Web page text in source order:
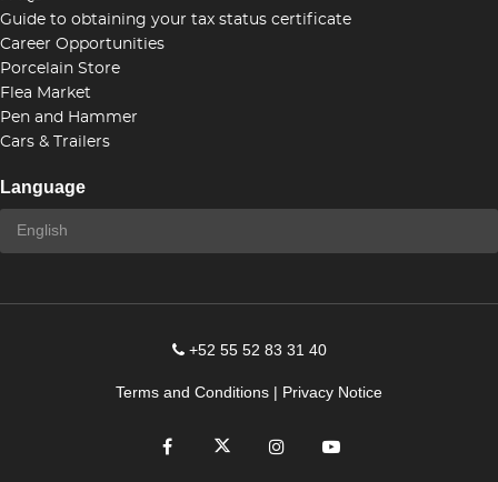
Guide to obtaining your tax status certificate
Career Opportunities
Porcelain Store
Flea Market
Pen and Hammer
Cars & Trailers
Language
+52 55 52 83 31 40
Terms and Conditions | Privacy Notice